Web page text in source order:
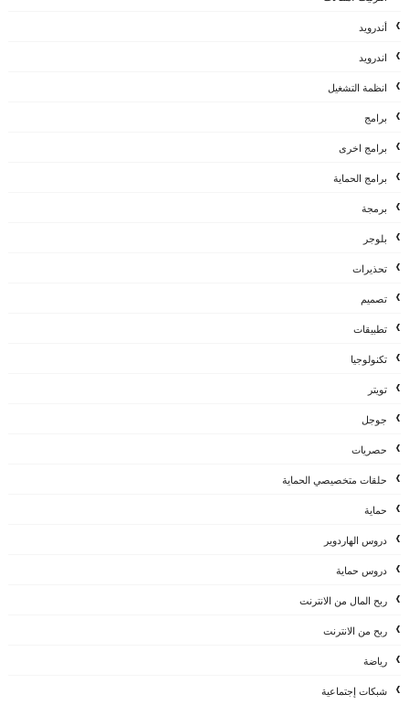
أندرويد
اندرويد
انظمة التشغيل
برامج
برامج اخرى
برامج الحماية
برمجة
بلوجر
تحذيرات
تصميم
تطبيقات
تكنولوجيا
تويتر
جوجل
حصريات
حلقات متخصيصي الحماية
حماية
دروس الهاردوير
دروس حماية
ربح المال من الانترنت
ربح من الانترنت
رياضة
شبكات إجتماعية